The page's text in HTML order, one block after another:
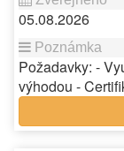
05.08.2026
Požadavky: -
výhodou -